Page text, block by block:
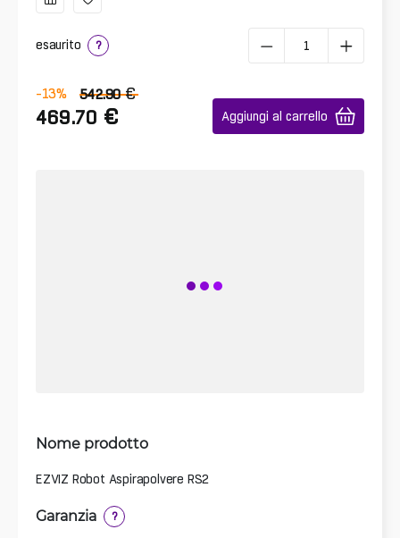
esaurito ?
-13% 542.90 €
469.70 € Aggiungi al carrello
Nome prodotto
EZVIZ Robot Aspirapolvere RS2
Garanzia ?